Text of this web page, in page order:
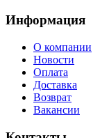
Информация
О компании
Новости
Оплата
Доставка
Возврат
Вакансии